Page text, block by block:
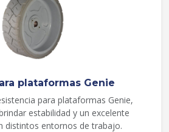
plataformas Genie
para plataformas Genie,
estabilidad y un excelente
distintos entornos de trabajo.